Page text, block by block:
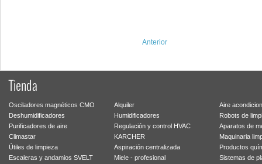
Anterior
Tienda
Osciladores magnéticos CMO Alquiler
Aire
Deshumidificadores
Humidificadores
Robots de
Purificadores de aire
Regulación y control HVAC
Aparatos de
Climastar
KARCHER
Maquinaria
Útiles de limpieza
Aspiración centralizada
Productos
Escaleras y andamios SVELT
Miele - profesional
Sistemas de